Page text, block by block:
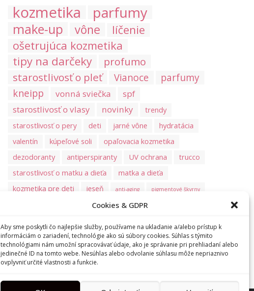
Cookies & GDPR
Aby sme poskytli čo najlepšie služby, používame na ukladanie a/alebo prístup k
informáciám o zariadení, technológie ako sú súbory cookies. Súhlas s týmito
technológiami nám umožní spracovávať údaje, ako je správanie pri prehliadaní alebo
jedinečné ID na tomto webe. Nesúhlas alebo odvolanie súhlasu môže nepriaznivo
ovplyvniť určité vlastnosti a funkcie.
kozmetika parfumy
make-up vône
líčenie
ošetrujúca kozmetika
tipy na darčeky
profumo
starostlivosť o pleť
Vianoce
parfumy
kneipp
vonná sviečka
spf
starostlivosť o vlasy
novinky
trendy
starostlivosť o pery
deti jarné vône
hydratácia
valentín
kúpeľové soli
opaľovacia kozmetika
dezodoranty
antiperspiranty UV ochrana
trucco
starostlivosť o matku a dieťa
matka a dieťa
kozmetika pre deti
jeseň anti-aging pigmentové škvrny
kórejská kozmetika suchý šampón
ústna dutina bytové vône K-beauty história kozmetiky